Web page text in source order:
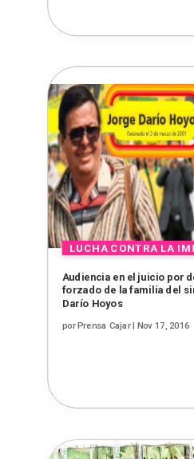
Audiencia en el juicio por
forzado de la familia del
Darío Hoyos
por Prensa Cajar| Nov 17, 2016